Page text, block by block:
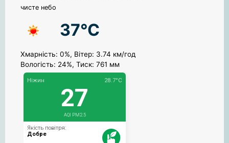
чисте небо
37°C
Хмарність: 0%, Вітер: 3.74 км/год
Вологість: 24%, Тиск: 761 мм